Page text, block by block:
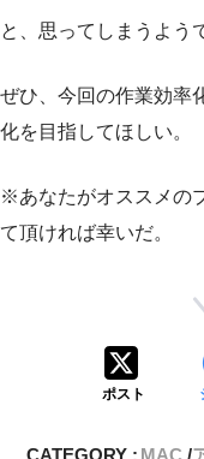
と、思ってしまうよう
ぜひ、今回の作業効率
化を目指してほしい。
※あなたがオススメの
て頂ければ幸いだ。
ポスト
CATEGORY : MAC